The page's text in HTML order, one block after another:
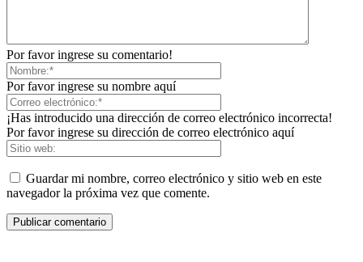
Por favor ingrese su comentario!
Por favor ingrese su nombre aquí
¡Has introducido una dirección de correo electrónico incorrecta!
Por favor ingrese su dirección de correo electrónico aquí
Guardar mi nombre, correo electrónico y sitio web en este
navegador la próxima vez que comente.